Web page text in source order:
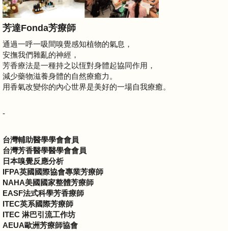
芳達Fonda芳療師
通過一呼一吸間嗅覺感知植物的氣息，
安撫我們雜亂的神經，
芳香療法是一種持之以恆對身體起協同作用，
減少藥物滋養身體的自然療癒力。
用香氣改變你的內心世界是美好的一場自我療癒。
-
台灣輔助醫學學會會員
台灣芳香醫學醫學會會員
日本嗅覺反應分析
IFPA英國國際協會專業芳療師
NAHA美國國家整體芳療師
EASF法式科學芳香療師
ITEC英系國際芳療師
ITEC 淋巴引流工作坊
AEUA歐洲芳療師協會